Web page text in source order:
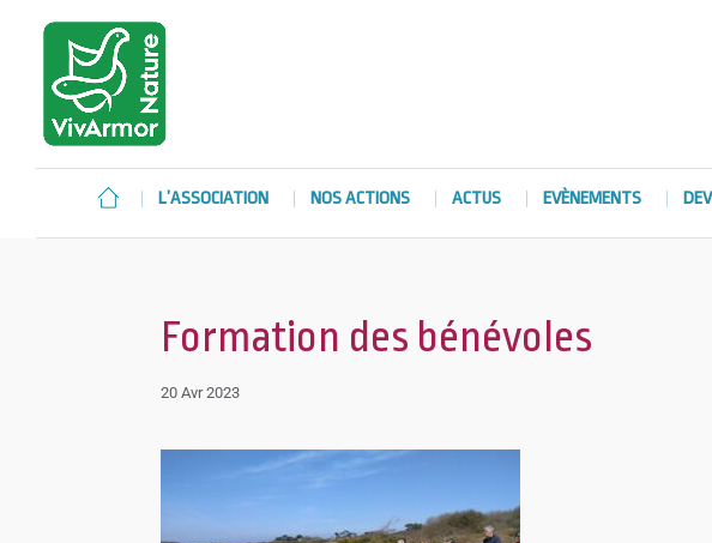
L’ASSOCIATION NOS ACTIONS ACTUS EVÈNEMENTS
Formation des bénévoles
20 Avr 2023